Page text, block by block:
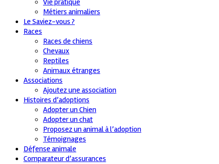
Métiers animaliers
Le Saviez-vous ?
Races
Races de chiens
Chevaux
Reptiles
Animaux étranges
Associations
Ajoutez une association
Histoires d’adoptions
Adopter un Chien
Adopter un chat
Proposez un animal à l’adoption
Témoignages
Défense animale
Comparateur d’assurances